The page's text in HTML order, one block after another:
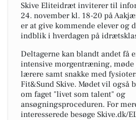
Skive Eliteidræt inviterer til
24. november kl. 18-20 på
er at give kommende elever og
indblik i hverdagen på
Deltagerne kan blandt andet få
intensive morgentræning, møde
lærere samt snakke med
Fit&Sund Skive. Mødet vil også
om faget "livet som talent" og
ansøgningsproceduren. For
interesserede besøge Skive.dk/